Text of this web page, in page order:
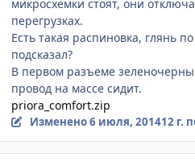
микросхемки стоят, они
перегрузках.
Есть такая распиновка, глянь
подсказал?
В первом разъеме
провод на массе сидит.
priora_comfort.zip
Изменено6 июля, 201412 г.